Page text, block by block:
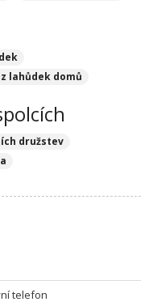
lahůdek domů
družstev
telefon